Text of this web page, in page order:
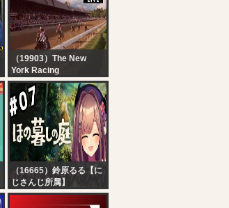
RODADA 3
（19903）The New
York Racing
Association
Saratoga Live -
Saturday August 8,
2026 - Whitney Day
（16665）鈴原るる【に
じさんじ所属】
【ほの暮しの庭】#07
ほのぼの・・？スローラ